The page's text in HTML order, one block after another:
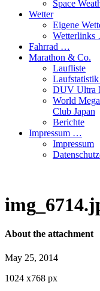
Space
Wetter
Eigene
Fahrrad …
Marathon & Co.
Laufliste
DUV Ultra
World
Club Japan
Berichte
Impressum …
Impressum
About the attachment
May 25, 2014
1024 x768 px